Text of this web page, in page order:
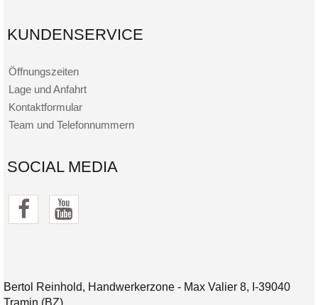
KUNDENSERVICE
Öffnungszeiten
Lage und Anfahrt
Kontaktformular
Team und Telefonnummern
SOCIAL MEDIA
Bertol Reinhold, Handwerkerzone - Max Valier 8, I-39040